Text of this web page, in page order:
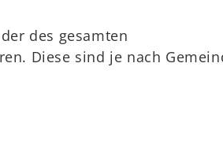
des gesamten
Diese sind je nach